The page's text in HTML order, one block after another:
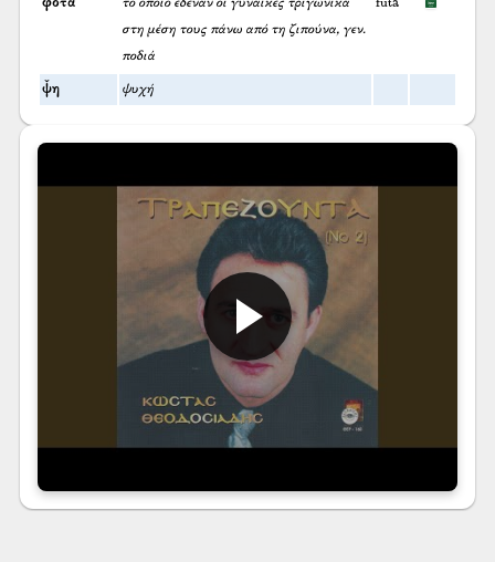
φοτά
το οποίο έδεναν οι γυναίκες τριγωνικά
στη μέση τους πάνω από τη ζιπούνα, γεν.
ποδιά
futa
ψ̌η ψυχή